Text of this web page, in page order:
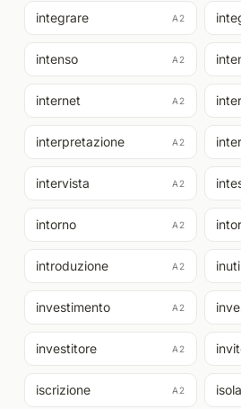
integrare A2
intenso A2
internet A2
interpretazione A2
intervista A2
intorno A2
introduzione A2
investimento A2
investitore A2
iscrizione A2 isola